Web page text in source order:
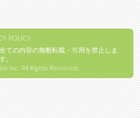
POLICY
ての内容の無断転載・引用を禁止しま
す。
Inc. All Rights Reserved.